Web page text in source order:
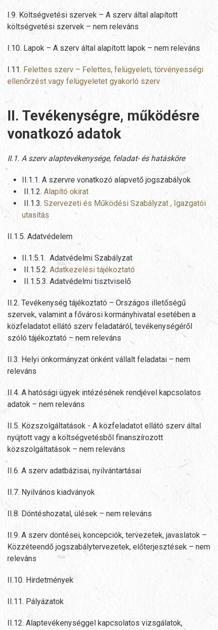
I.9. Költségvetési szervek – A szerv által alapított
költségvetési szervek – nem releváns
I.10. Lapok – A szerv által alapított lapok – nem releváns
I.11. Felettes szerv – Felettes, felügyeleti, törvényességi
ellenőrzést vagy felügyeletet gyakorló szerv
II. Tevékenységre, működésre
vonatkozó adatok
II.1. A szerv alaptevékenysége, feladat- és hatásköre
II.1.1. A szervre vonatkozó alapvető jogszabályok
II.1.2. Alapító okirat
II.1.3. Szervezeti és Működési Szabályzat , Igazgatói
utasítás
II.1.5. Adatvédelem
II.1.5.1. Adatvédelmi Szabályzat
II.1.5.2. Adatkezelési tájékoztató
II.1.5.3. Adatvédelmi tisztviselő
II.2. Tevékenység tájékoztató – Országos illetőségű
szervek, valamint a fővárosi kormányhivatal esetében a
közfeladatot ellátó szerv feladatáról, tevékenységéről
szóló tájékoztató – nem releváns
II.3. Helyi önkormányzat önként vállalt feladatai – nem
releváns
II.4. A hatósági ügyek intézésének rendjével kapcsolatos
adatok – nem releváns
II.5. Közszolgáltatások - A közfeladatot ellátó szerv által
nyújtott vagy a költségvetésből finanszírozott
közszolgáltatások – nem releváns
II.6. A szerv adatbázisai, nyilvántartásai
II.7. Nyilvános kiadványok
II.8. Döntéshozatal, ülések – nem releváns
II.9. A szerv döntései, koncepciók, tervezetek, javaslatok –
Közzéteendő jogszabálytervezetek, előterjesztések – nem
releváns
II.10. Hirdetmények
II.11. Pályázatok
II.12. Alaptevékenységgel kapcsolatos vizsgálatok,